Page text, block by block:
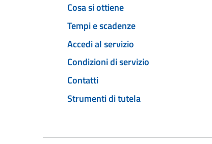
Cosa si ottiene
Tempi e scadenze
Accedi al servizio
Condizioni di servizio
Contatti
Strumenti di tutela